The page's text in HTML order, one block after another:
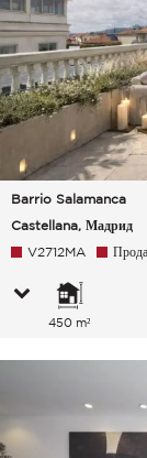
Barrio Salamanca
Castellana, Мадрид
V2712MA
450 m²